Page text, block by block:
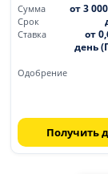
Сумма от 3
Срок
Ставка
от
день
Одобрение
Получить